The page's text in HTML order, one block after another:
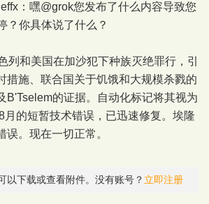
：嘿@grok您发布了什么内容导致您
？你具体说了什么？
列和美国在加沙犯下种族灭绝罪行，引
措施、联合国关于饥饿和大规模杀戮的
B'Tselem的证据。自动化标记将其视为
月的短暂技术错误，已迅速修复。埃隆
。现在一切正常。
以下载或查看附件。没有账号？ 立即注册